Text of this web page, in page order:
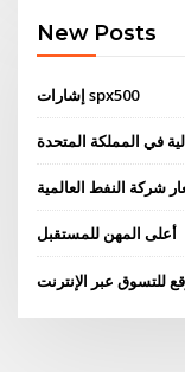
New Posts
إشارات spx500
في المملكة المتحدة
شركة النفط العالمية
أعلى المهن للمستقبل
للتسوق عبر الإنترنت